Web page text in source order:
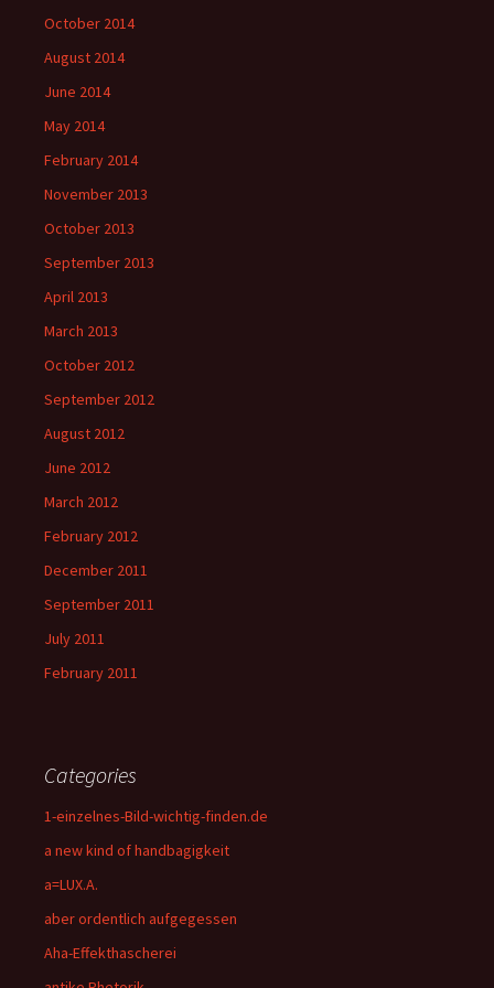
October 2014
August 2014
June 2014
May 2014
February 2014
November 2013
October 2013
September 2013
April 2013
March 2013
October 2012
September 2012
August 2012
June 2012
March 2012
February 2012
December 2011
September 2011
July 2011
February 2011
Categories
1-einzelnes-Bild-wichtig-finden.de
a new kind of handbagigkeit
a=LUX.A.
aber ordentlich aufgegessen
Aha-Effekthascherei